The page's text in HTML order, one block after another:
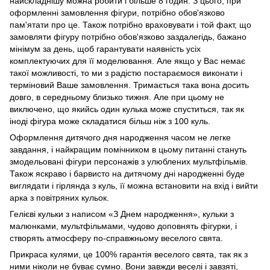
оформленні замовлення фігури, потрібно обов'язково
пам'ятати про це. Також потрібно враховувати і той факт, що
замовляти фігуру потрібно обов'язково заздалегідь, бажано
мінімум за день, щоб гарантувати наявність усіх
комплектуючих для її моделювання. Але якщо у Вас немає
такої можливості, то ми з радістю постараємося виконати і
терміновий Ваше замовлення. Тримається така вона досить
довго, в середньому близько тижня. Але при цьому не
виключено, що якийсь один кулька може спуститься, так як
іноді фігура може складатися більш ніж з 100 куль.
Оформлення дитячого дня народження часом не легке
завдання, і найкращим помічником в цьому питанні стануть
змодельовані фігури персонажів з улюблених мультфільмів.
Також яскраво і барвисто на дитячому дні народженні буде
виглядати і гірлянда з куль, її можна встановити на вхід і вийти
арка з повітряних кульок.
Гелієві кульки з написом «З Днем народження», кульки з
малюнками, мультфільмами, чудово доповнять фігурки, і
створять атмосферу по-справжньому веселого свята.
Прикраса кулями, це 100% гарантія веселого свята, так як з
ними ніколи не буває сумно. Вони завжди веселі і завзяті,